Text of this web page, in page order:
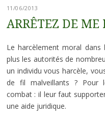
11/06/2013
ARRÊTEZ DE ME
Le harcèlement moral
plus les autorités de
un individu vous harcèle,
de fil malveillants ? Pour
combat : il leur faut
une aide juridique.